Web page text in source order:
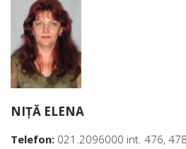
NIȚĂ ELENA
Telefon: 021.2096000 int. 476, 478